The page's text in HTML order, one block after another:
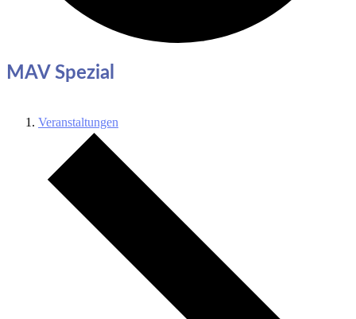
MAV Spezial
Veranstaltungen